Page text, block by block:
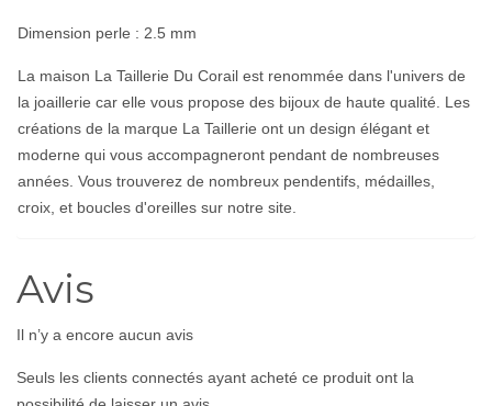
Dimension perle : 2.5 mm
La maison La Taillerie Du Corail est renommée dans l'univers de
la joaillerie car elle vous propose des bijoux de haute qualité. Les
créations de la marque La Taillerie ont un design élégant et
moderne qui vous accompagneront pendant de nombreuses
années. Vous trouverez de nombreux pendentifs, médailles,
croix, et boucles d'oreilles sur notre site.
Avis
Il n’y a encore aucun avis
Seuls les clients connectés ayant acheté ce produit ont la